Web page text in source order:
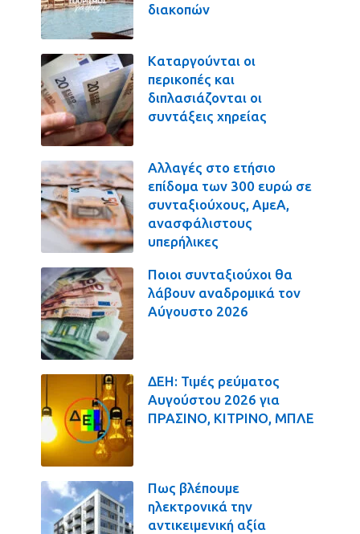
διακοπών
Καταργούνται οι
περικοπές και
διπλασιάζονται οι
συντάξεις χηρείας
Αλλαγές στο ετήσιο
επίδομα των 300 ευρώ σε
συνταξιούχους, ΑμεΑ,
ανασφάλιστους
υπερήλικες
Ποιοι συνταξιούχοι θα
λάβουν αναδρομικά τον
Αύγουστο 2026
ΔΕΗ: Τιμές ρεύματος
Αυγούστου 2026 για
ΠΡΑΣΙΝΟ, ΚΙΤΡΙΝΟ, ΜΠΛΕ
Πως βλέπουμε
ηλεκτρονικά την
αντικειμενική αξία